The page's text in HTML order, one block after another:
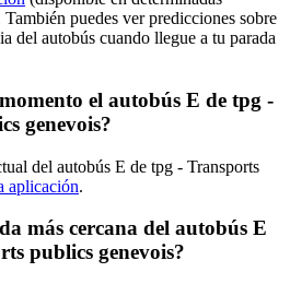
puedes ver predicciones sobre
del autobús cuando llegue a tu parada
el autobús E de tpg -
genevois?
del autobús E de tpg - Transports
aplicación.
más cercana del autobús E
publics genevois?